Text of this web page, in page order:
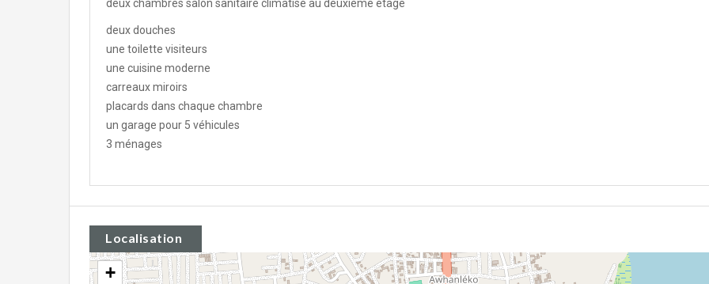
deux chambres salon sanitaire climatisé au deuxième étage
deux douches
une toilette visiteurs
une cuisine moderne
carreaux miroirs
placards dans chaque chambre
un garage pour 5 véhicules
3 ménages
Localisation
+